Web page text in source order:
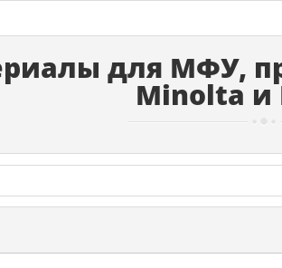
для МФУ,
Minolta и